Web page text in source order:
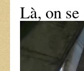
Là, on